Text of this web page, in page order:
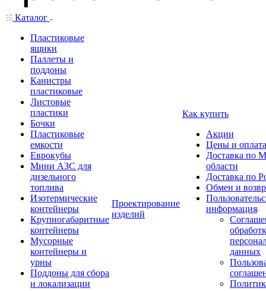
Каталог
Пластиковые
ящики
Паллеты и
поддоны
Канистры
пластиковые
Листовые
пластики
Бочки
Пластиковые
емкости
Еврокубы
Мини АЗС для
дизельного
топлива
Изотермические
контейнеры
Крупногабаритные
контейнеры
Мусорные
контейнеры и
урны
Поддоны для сбора
и локализации
Проектирование
изделий
Как купить
Акции
Цены и оплата
Доставка по
области
Доставка по
Обмен и
информация
данных